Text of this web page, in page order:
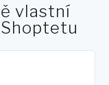
vlastní